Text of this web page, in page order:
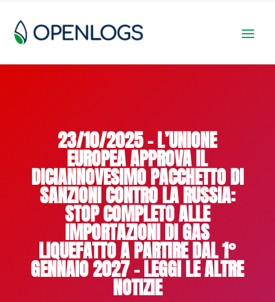
23/10/2025 – L’UNIONE
EUROPEA APPROVA IL
DICIANNOVESIMO PACCHETTO DI
SANZIONI CONTRO LA RUSSIA:
STOP COMPLETO ALLE
IMPORTAZIONI DI GAS
LIQUEFATTO A PARTIRE DAL 1°
GENNAIO 2027 – LEGGI LE ALTRE
NOTIZIE